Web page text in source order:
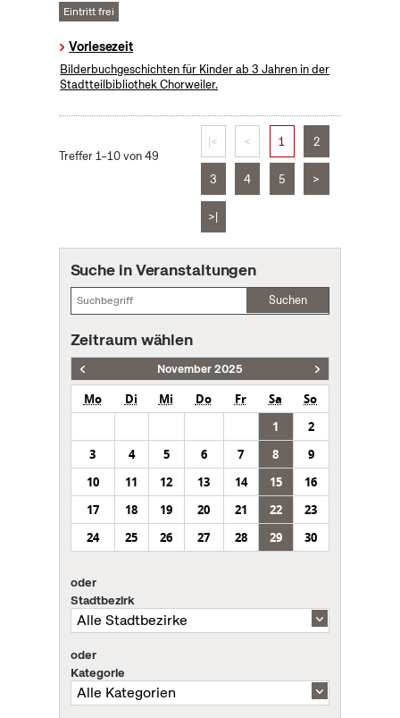
Eintritt frei
Vorlesezeit
Bilderbuchgeschichten für Kinder ab 3 Jahren in der
Stadtteilbibliothek Chorweiler.
Treffer 1–10 von 49
|< < 1 2
3 4 5 >
>|
Suche in Veranstaltungen
Suchen
Zeitraum wählen
November 2025
Mo Di Mi Do Fr Sa
So
1
2
3
4 5 6 7 8
9
10
11 12 13 14 15
16
17
18 19 20 21 22
23
24
25 26 27 28 29 30
oder
Stadtbezirk
oder
Kategorie